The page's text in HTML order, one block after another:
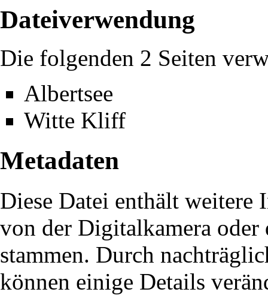
Dateiverwendung
Die folgenden 2 Seiten
Albertsee
Witte Kliff
Metadaten
Diese Datei enthält weitere
von der Digitalkamera oder
stammen. Durch
können einige Details